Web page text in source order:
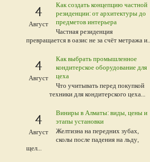
4
Август
Как создать концепцию частной
резиденции: от архитектуры до
предметов интерьера
Частная резиденция
превращается в оазис не за счёт метража и...
4
Август
Как выбрать промышленное
кондитерское оборудование для
цеха
Что учитывать перед покупкой
техники для кондитерского цеха...
4
Август
Виниры в Алматы: виды, цены и
этапы установки
Желтизна на передних зубах,
сколы после падения на льду,
щел...